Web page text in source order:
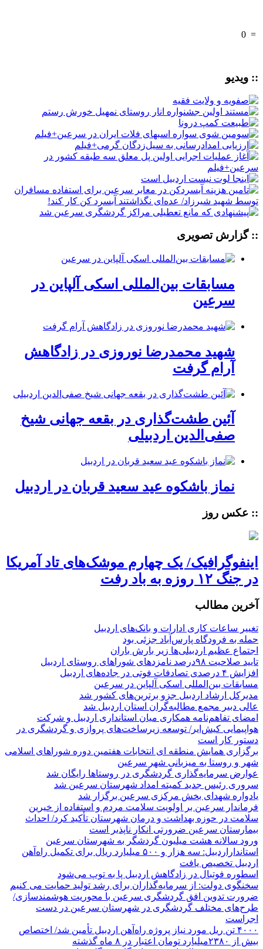
=
0
:: ویدیو
:: گزارش تصویری
مسابقات بین‌المللی اسکی آلپاین در
سرعین
شهید محمدرضا نوروزی در زادگاهش
آرام گرفت
آئین طشت‌گذاری در بقعه جهانی شیخ
صفی‌الدین اردبیلی
نماز باشکوه عید سعید قربان در اردبیل
:: عکس روز
اینفوگرافیک/ یک چهارم موشک‌های تاد آمریکا
در جنگ ۱۲ روزه به باد رفت
آخرین مطالب
تغییر ساعات کاری ادارات و بانک‌های اردبیل
حمله به فرودگاه پارس‌‌آباد جزئی بود
اجتماع عظیم اردبیلی‌ها زیر بارش باران
تایید صلاحیت ۹۸درصد نامزدهای شوراهای روستای اردبیل
افزایش ۴ درصدی تصادفات فوتی در جاده‌های اردبیل
مسابقات بین‌المللی اسکی آلپاین در سرعین
مدیرکل ارشاد اردبیل جزو برترین‌های کشور شد
عالی دبیر مجمع مطالبه‌گران استان اردبیل شد
امضای تفاهم‌نامه همکاری میان استانداری اردبیل و شرکت
هواپیمایی کیش‌ایر/ توسعه زیرساخت‌های پروازی و گردشگری در
دستور کار است
برگزاری همایش منطقه ای انتخابات هفتمین دوره شوراهای اسلامی
شهر و روستا به میزبانی شهر سرعین
عوارض سرمایه‌گذاری گردشگری در روستاها رایگان شد
سروری رئیس جدید کمیته امداد شهرستان سرعین شد
یادواره شهدای بخش مرکزی سرعین برگزار شد
فرماندار سرعین بر اولویت سلامت مردم و استفاده از خیرین
سلامت در حوزه بهداشت و درمان شهرستان تأکید کرد/ احداث
بیمارستان سرعین ضرورتی انکار ناپذیر است
ورود سالانه هشت میلیون گردشگر به شهرستان سرعین
استانداراردبیل: سه هزار و ۵۰۰ میلیارد ریال برای تکمیل راه‌آهن
اردبیل تخصیص یافت
اسطوره فوتبال در زادگاهش اردبیل پا به توپ می‌شود
سخنگوی دولت: از سرمایه‌گذاران برای رشد تولید حمایت می کنیم
ضرورت تدوین افق گردشگری سرعین با محوریت هوشمندسازی/
طرح‌های مختلف گردشگری در شهرستان سرعین در دست
اجراست
۴۰۰۰ تن ریل مورد نیاز پروژه راه‌آهن اردبیل تأمین شد/ اختصاص
بیش از ۲۳۸۰میلیارد تومان اعتبار در ۸ ماه گذشته